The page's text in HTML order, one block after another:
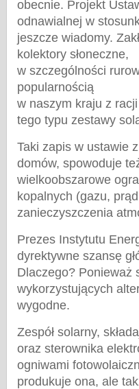
obecnie. Projekt
odnawialnej w
jeszcze wiadomy.
kolektory słoneczne,
w szczególności
popularnością
w naszym kraju z
tego typu zestawy
Taki zapis w ustawie
domów, spowoduje
wielkoobszarowe
kopalnych (gazu,
zanieczyszczenia
Prezes Instytutu
dyrektywne szansę
Dlaczego? Ponieważ
wykorzystujących
wygodne.
Zespół solarny,
oraz sterownika
ogniwami
produkuje ona, ale